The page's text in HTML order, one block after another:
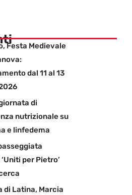
Festa Medievale
dal 11 al 13
di
nutrizionale su
e linfedema
per Pietro’
di Latina, Marcia